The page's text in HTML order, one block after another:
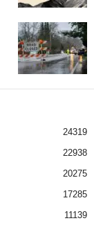
24319
22938
20275
17285
11139